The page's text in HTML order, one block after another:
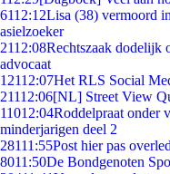
6112:12Lisa (38) vermoord
asielzoeker
2112:08Rechtszaak dodelijk
advocaat
12112:07Het RLS Social
21112:06[NL] Street View
11012:04Roddelpraat onder
minderjarigen deel 2
28111:55Post hier pas
8011:50De Bondgenoten